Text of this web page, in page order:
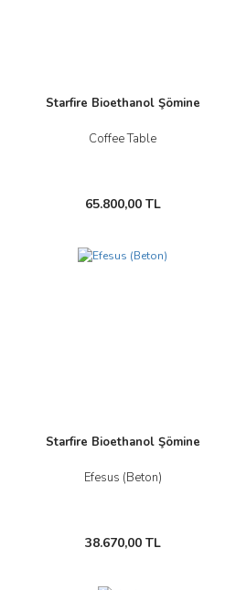
Starfire Bioethanol Şömine
Coffee Table
65.800,00 TL
Starfire Bioethanol Şömine
Efesus (Beton)
38.670,00 TL